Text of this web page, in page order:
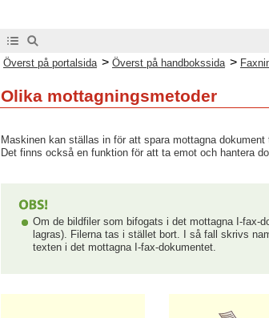
Överst på portalsida > Överst på handbokssida >
Olika mottagningsmetoder
Maskinen kan ställas in för att spara mottagna
Det finns också en funktion för att ta emot och hantera
Om de bildfiler som bifogats i det mottagna I-fax-
lagras). Filerna tas i stället bort. I så fall skrivs
texten i det mottagna I-fax-dokumentet.